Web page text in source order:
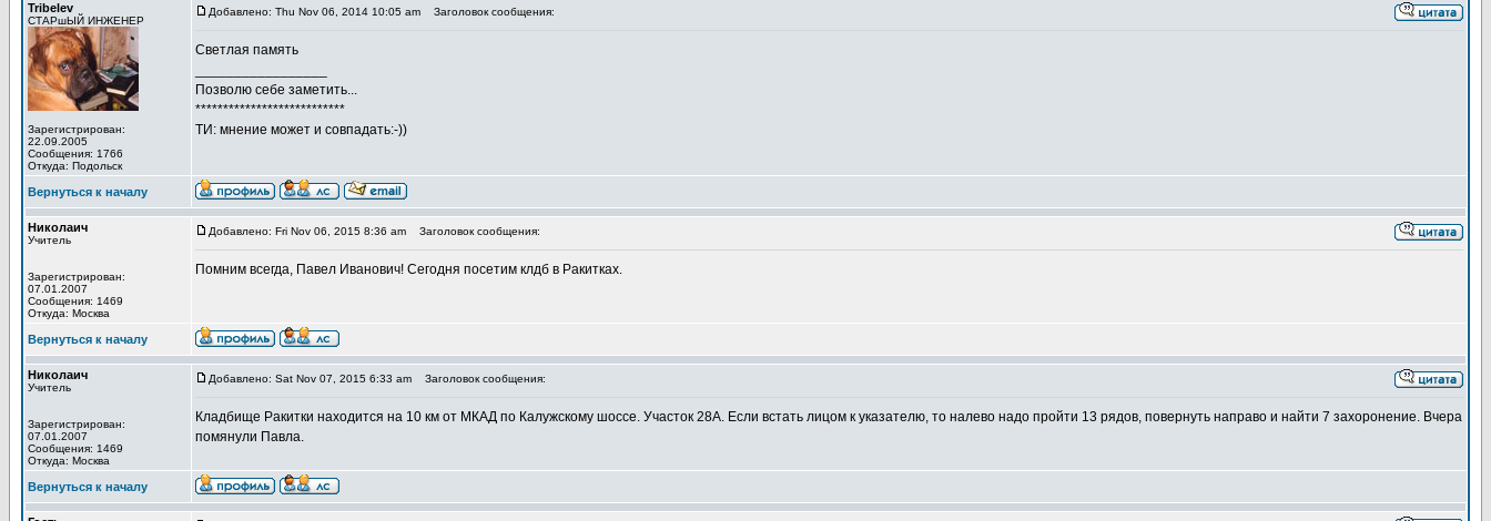
Tribelev
СТАРшЫЙ ИНЖЕНЕР
Зарегистрирован:
22.09.2005
Сообщения: 1766
Откуда: Подольск
Добавлено: Thu Nov 06, 2014 10:05 am Заголовок сообщения:
Светлая память
Позволю себе заметить...
***************************
ТИ: мнение может и совпадать:-))
Вернуться к началу
Николаич
Учитель
Зарегистрирован:
07.01.2007
Сообщения: 1469
Откуда: Москва
Добавлено: Fri Nov 06, 2015 8:36 am Заголовок сообщения:
Помним всегда, Павел Иванович! Сегодня посетим клдб в Ракитках.
Вернуться к началу
Николаич
Учитель
Зарегистрирован:
07.01.2007
Сообщения: 1469
Откуда: Москва
Добавлено: Sat Nov 07, 2015 6:33 am Заголовок сообщения:
Кладбище Ракитки находится на 10 км от МКАД по Калужскому шоссе. Участок 28А. Если встать лицом к указателю, то налево надо пройти 13 рядов, повернуть направо и найти 7 захоронение. Вчера
помянули Павла.
Вернуться к началу